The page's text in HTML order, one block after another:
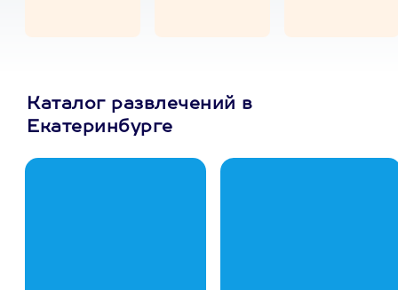
Каталог развлечений в
Екатеринбурге